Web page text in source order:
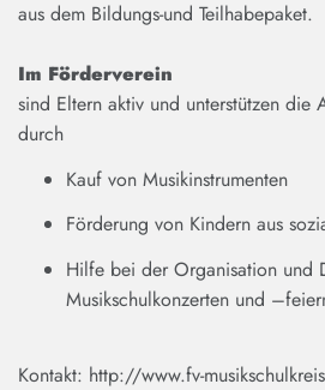
aus dem Bildungs-und Teilhabepaket.
Im Förderverein
sind Eltern aktiv und unterstützen die
durch
Kauf von Musikinstrumenten
Förderung von Kindern aus
Hilfe bei der Organisation und
Musikschulkonzerten und
Kontakt: http://www.fv-